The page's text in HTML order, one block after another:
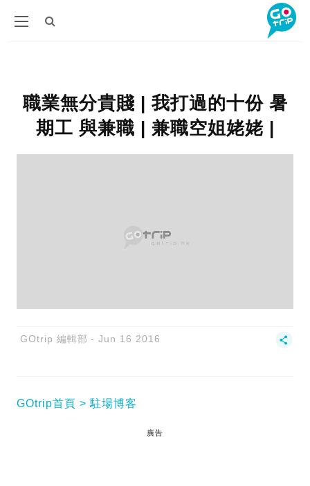
職業無分貴賤 | 我打過的十份 暑
期工 與兼職 | 兼職空姐姥姥 |
GOtrip 編輯部 Jun 16 2016
GOtrip首頁 駐場博客
廣告